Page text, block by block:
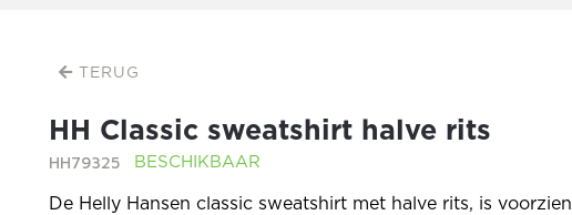
TERUG
HH Classic sweatshirt halve rits
HH79325 BESCHIKBAAR
De Helly Hansen classic sweatshirt met halve rits, is voorzien